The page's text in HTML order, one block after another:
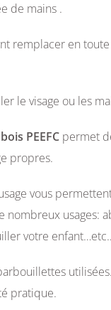
de mains .
remplacer en
le visage ou les
PEEFCpermet
propres.
vous
usages:
votre
pratique.